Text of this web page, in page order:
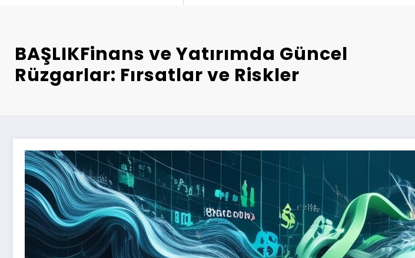
BAŞLIKFinans ve Yatırımda Güncel
Rüzgarlar: Fırsatlar ve Riskler